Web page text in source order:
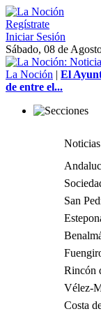
Regístrate
Iniciar Sesión
Sábado, 08 de
La Noción | El
de entre el...
San
Rincón
Vélez-
Costa